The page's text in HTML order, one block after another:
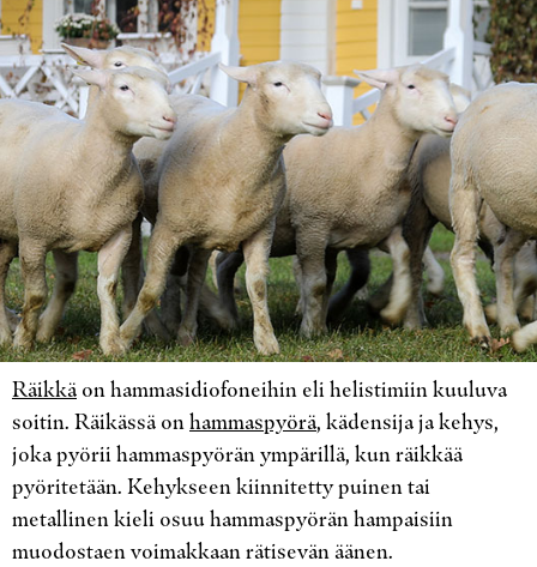
Räikkä on hammasidiofoneihin eli helistimiin kuuluva
soitin. Räikässä onhammaspyörä, kädensija ja kehys,
joka pyörii hammaspyörän ympärillä, kun räikkää
pyöritetään. Kehykseen kiinnitetty puinen tai
metallinen kieli osuu hammaspyörän hampaisiin
muodostaen voimakkaan rätisevän äänen.